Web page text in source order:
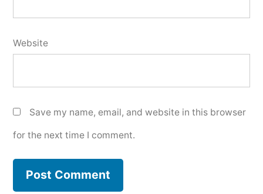
Website
Save my name, email, and website in this browser
for the next time I comment.